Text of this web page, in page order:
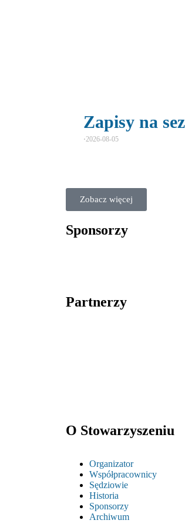
Zapisy na
⋅2026-08-05
Zobacz więcej
Sponsorzy
Partnerzy
O Stowarzyszeniu
Organizator
Współpracownicy
Sędziowie
Historia
Sponsorzy
Archiwum